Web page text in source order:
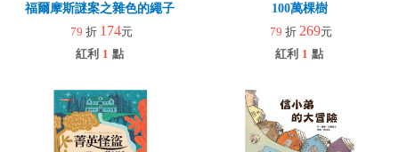
福爾摩斯謎案之雜色的繩子
79 折 174元
紅利 1 點
100萬棵樹
79 折 269元
紅利 1 點